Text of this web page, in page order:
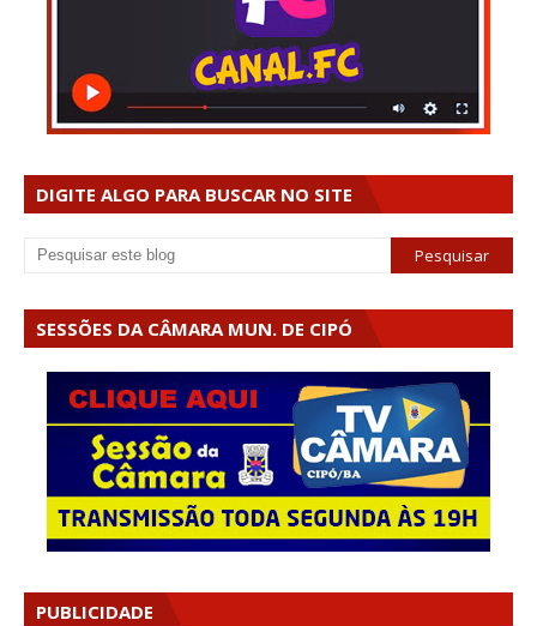
DIGITE ALGO PARA BUSCAR NO SITE
SESSÕES DA CÂMARA MUN. DE CIPÓ
PUBLICIDADE